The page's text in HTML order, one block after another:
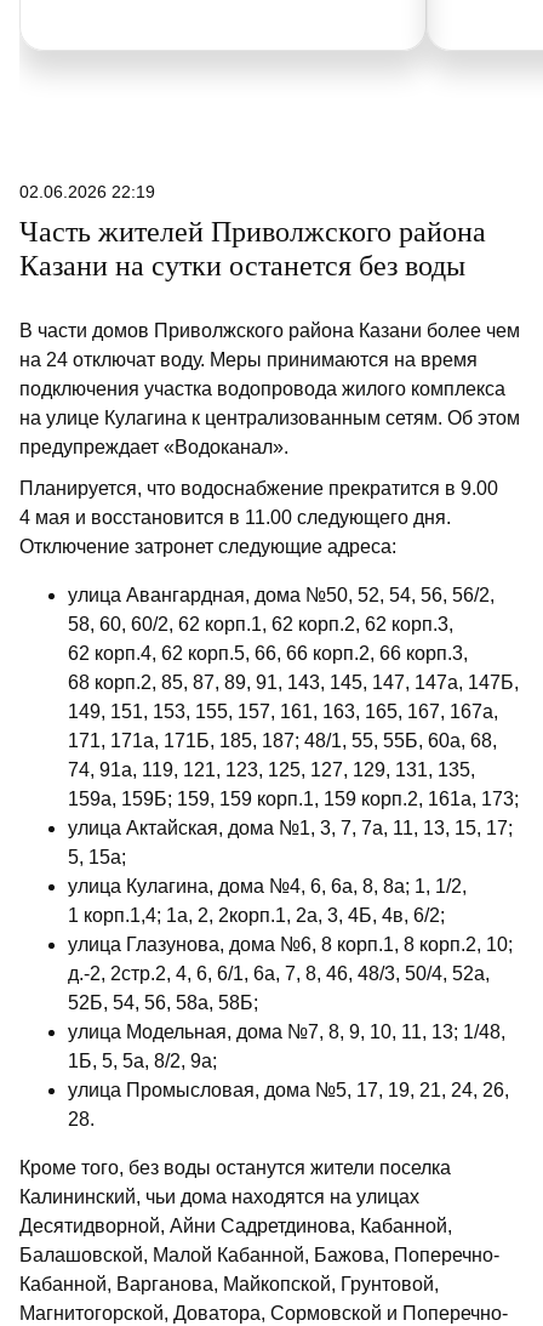
02.06.2026 22:19
Часть жителей Приволжского района
Казани на сутки останется без воды
В части домов Приволжского района Казани более чем
на 24 отключат воду. Меры принимаются на время
подключения участка водопровода жилого комплекса
на улице Кулагина к централизованным сетям. Об этом
предупреждает «Водоканал».
Планируется, что водоснабжение прекратится в 9.00
4 мая и восстановится в 11.00 следующего дня.
Отключение затронет следующие адреса:
улица Авангардная, дома №50, 52, 54, 56, 56/2,
58, 60, 60/2, 62 корп.1, 62 корп.2, 62 корп.3,
62 корп.4, 62 корп.5, 66, 66 корп.2, 66 корп.3,
68 корп.2, 85, 87, 89, 91, 143, 145, 147, 147а, 147Б,
149, 151, 153, 155, 157, 161, 163, 165, 167, 167а,
171, 171а, 171Б, 185, 187; 48/1, 55, 55Б, 60а, 68,
74, 91а, 119, 121, 123, 125, 127, 129, 131, 135,
159а, 159Б; 159, 159 корп.1, 159 корп.2, 161а, 173;
улица Актайская, дома №1, 3, 7, 7а, 11, 13, 15, 17;
5, 15а;
улица Кулагина, дома №4, 6, 6а, 8, 8а; 1, 1/2,
1 корп.1,4; 1а, 2, 2корп.1, 2а, 3, 4Б, 4в, 6/2;
улица Глазунова, дома №6, 8 корп.1, 8 корп.2, 10;
д.-2, 2стр.2, 4, 6, 6/1, 6а, 7, 8, 46, 48/3, 50/4, 52а,
52Б, 54, 56, 58а, 58Б;
улица Модельная, дома №7, 8, 9, 10, 11, 13; 1/48,
1Б, 5, 5а, 8/2, 9а;
улица Промысловая, дома №5, 17, 19, 21, 24, 26,
28.
Кроме того, без воды останутся жители поселка
Калининский, чьи дома находятся на улицах
Десятидворной, Айни Садретдинова, Кабанной,
Балашовской, Малой Кабанной, Бажова, Поперечно-
Кабанной, Варганова, Майкопской, Грунтовой,
Магнитогорской, Доватора, Сормовской и Поперечно-